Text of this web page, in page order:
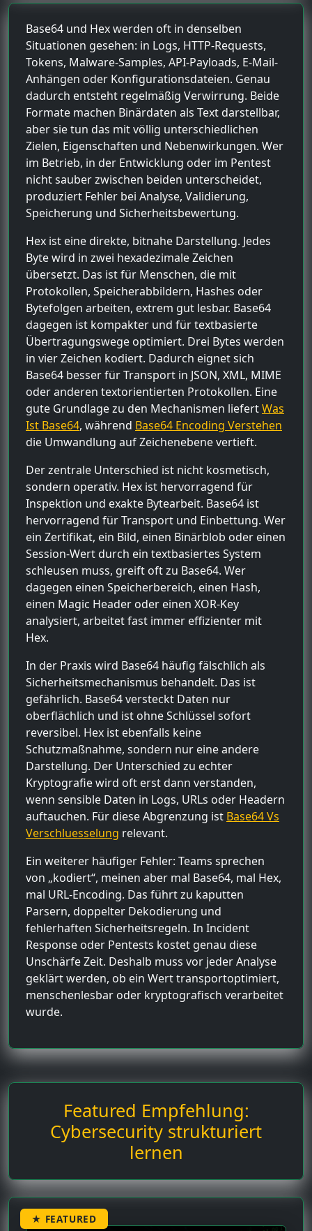
Base64 und Hex werden oft in denselben
Situationen gesehen: in Logs, HTTP-Requests,
Tokens, Malware-Samples, API-Payloads, E-Mail-
Anhängen oder Konfigurationsdateien. Genau
dadurch entsteht regelmäßig Verwirrung. Beide
Formate machen Binärdaten als Text darstellbar,
aber sie tun das mit völlig unterschiedlichen
Zielen, Eigenschaften und Nebenwirkungen. Wer
im Betrieb, in der Entwicklung oder im Pentest
nicht sauber zwischen beiden unterscheidet,
produziert Fehler bei Analyse, Validierung,
Speicherung und Sicherheitsbewertung.
Hex ist eine direkte, bitnahe Darstellung. Jedes
Byte wird in zwei hexadezimale Zeichen
übersetzt. Das ist für Menschen, die mit
Protokollen, Speicherabbildern, Hashes oder
Bytefolgen arbeiten, extrem gut lesbar. Base64
dagegen ist kompakter und für textbasierte
Übertragungswege optimiert. Drei Bytes werden
in vier Zeichen kodiert. Dadurch eignet sich
Base64 besser für Transport in JSON, XML, MIME
oder anderen textorientierten Protokollen. Eine
gute Grundlage zu den Mechanismen liefertWas
Ist Base64, während Base64 Encoding Verstehen
die Umwandlung auf Zeichenebene vertieft.
Der zentrale Unterschied ist nicht kosmetisch,
sondern operativ. Hex ist hervorragend für
Inspektion und exakte Bytearbeit. Base64 ist
hervorragend für Transport und Einbettung. Wer
ein Zertifikat, ein Bild, einen Binärblob oder einen
Session-Wert durch ein textbasiertes System
schleusen muss, greift oft zu Base64. Wer
dagegen einen Speicherbereich, einen Hash,
einen Magic Header oder einen XOR-Key
analysiert, arbeitet fast immer effizienter mit
Hex.
In der Praxis wird Base64 häufig fälschlich als
Sicherheitsmechanismus behandelt. Das ist
gefährlich. Base64 versteckt Daten nur
oberflächlich und ist ohne Schlüssel sofort
reversibel. Hex ist ebenfalls keine
Schutzmaßnahme, sondern nur eine andere
Darstellung. Der Unterschied zu echter
Kryptografie wird oft erst dann verstanden,
wenn sensible Daten in Logs, URLs oder Headern
auftauchen. Für diese Abgrenzung ist Base64 Vs
Verschluesselung relevant.
Ein weiterer häufiger Fehler: Teams sprechen
von „kodiert“, meinen aber mal Base64, mal Hex,
mal URL-Encoding. Das führt zu kaputten
Parsern, doppelter Dekodierung und
fehlerhaften Sicherheitsregeln. In Incident
Response oder Pentests kostet genau diese
Unschärfe Zeit. Deshalb muss vor jeder Analyse
geklärt werden, ob ein Wert transportoptimiert,
menschenlesbar oder kryptografisch verarbeitet
wurde.
Featured Empfehlung:
Cybersecurity strukturiert
lernen
★ FEATURED